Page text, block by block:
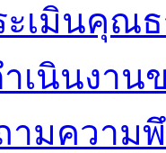
ะเมินคุณ
เนินงาน
ามความ